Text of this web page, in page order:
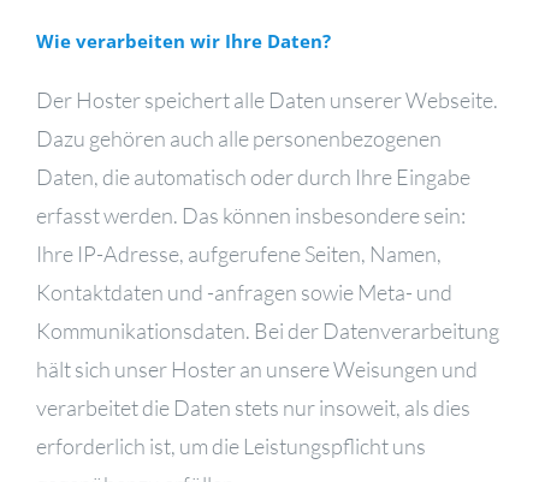
Wie verarbeiten wir Ihre Daten?
Der Hoster speichert alle Daten unserer Webseite.
Dazu gehören auch alle personenbezogenen
Daten, die automatisch oder durch Ihre Eingabe
erfasst werden. Das können insbesondere sein:
Ihre IP-Adresse, aufgerufene Seiten, Namen,
Kontaktdaten und -anfragen sowie Meta- und
Kommunikationsdaten. Bei der Datenverarbeitung
hält sich unser Hoster an unsere Weisungen und
verarbeitet die Daten stets nur insoweit, als dies
erforderlich ist, um die Leistungspflicht uns